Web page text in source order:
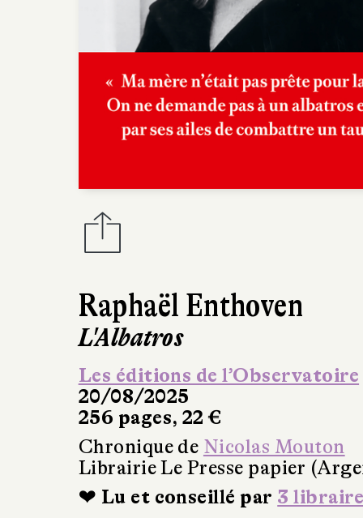
Raphaël Enthoven
L'Albatros
Les éditions de l’Observatoire
20/08/2025
256 pages, 22 €
Chronique de Nicolas Mouton
Librairie Le Presse papier
❤ Lu et conseillé par 3